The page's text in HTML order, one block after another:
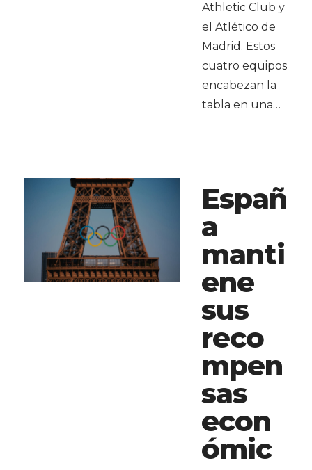
Athletic Club y
el Atlético de
Madrid. Estos
cuatro equipos
encabezan la
tabla en una…
Españ
a
manti
ene
sus
reco
mpen
sas
econ
ómic